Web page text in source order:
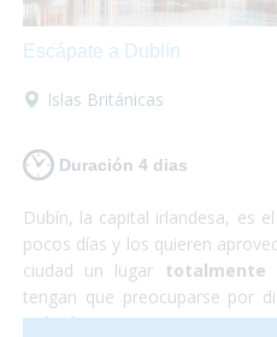
Escápate a Dublín
Islas Británicas
Duración 4 dias
Dubín, la capital irlandesa, es el
pocos días y los quieren
ciudad un lugar totalmente
tengan que preocuparse por
paisajes y monumentos